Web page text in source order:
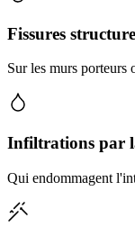
Fissures
Sur les murs porteurs
Infiltrations par
Qui endommagent